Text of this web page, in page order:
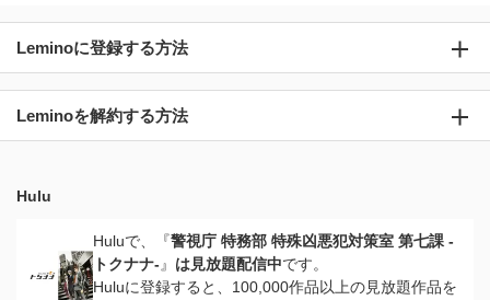
Leminoに登録する方法
Leminoを解約する方法
Hulu
Huluで、『警視庁 特務部 特殊凶悪犯対策室 第七課 -
トクナナ- 』 は見放題配信中です。
Huluに登録すると、100,000作品以上の見放題作品を